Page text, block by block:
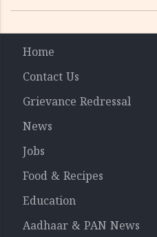
Home
Contact Us
Grievance Redressal
News
Jobs
Food & Recipes
Education
Aadhaar & PAN News